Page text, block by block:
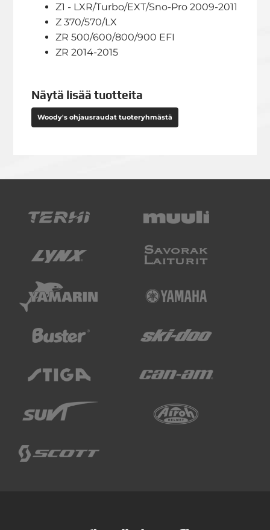
Z1 - LXR/Turbo/EXT/Sno-Pro 2009-2011
Z 370/570/LX
ZR 500/600/800/900 EFI
ZR 2014-2015
Näytä lisää tuotteita
Woody's ohjausraudat tuoteryhmästä